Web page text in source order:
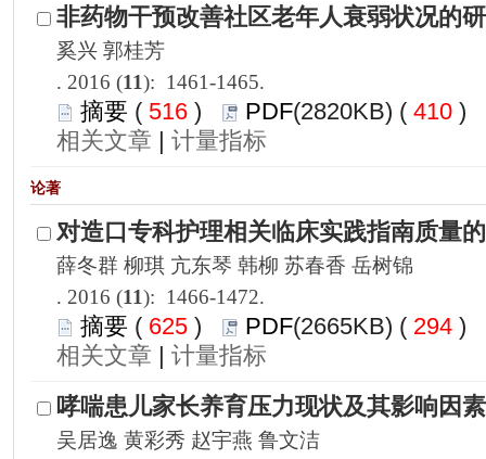
): 1461-1465.
516 ) 410 )
|
): 1466-1472.
625 ) 294 )
|